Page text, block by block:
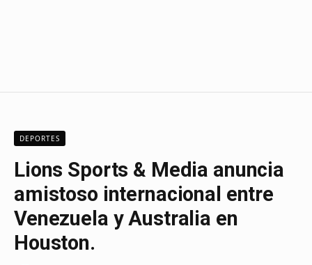
DEPORTES
Lions Sports & Media anuncia
amistoso internacional entre
Venezuela y Australia en
Houston.